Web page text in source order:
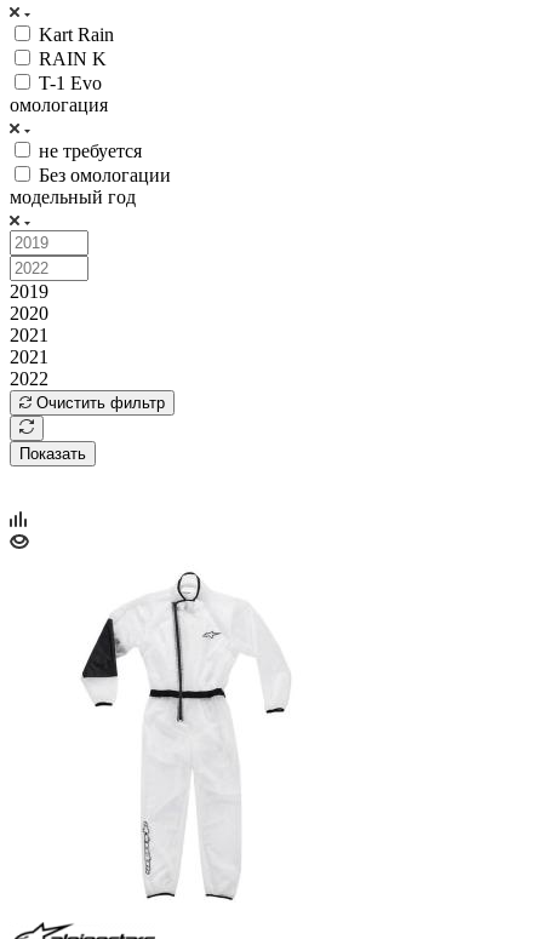
Kart Rain
RAIN K
T-1 Evo
омологация
не требуется
Без омологации
модельный год
2019
2020
2021
2021
2022
Очистить фильтр
Показать